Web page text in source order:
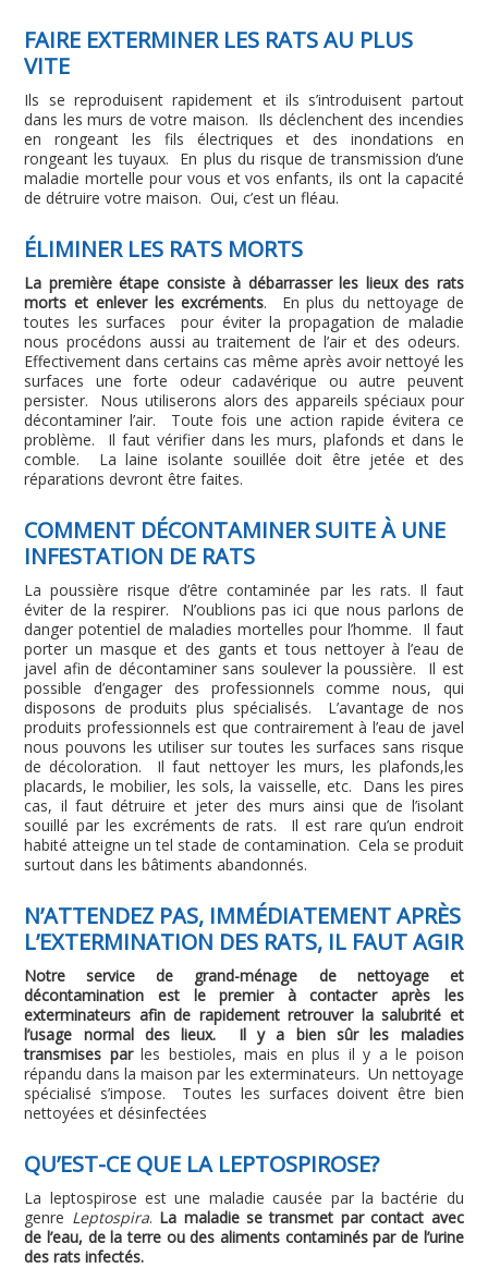
FAIRE EXTERMINER LES RATS AU PLUS
VITE
Ils se reproduisent rapidement et ils s’introduisent partout
dans les murs de votre maison. Ils déclenchent des incendies
en rongeant les fils électriques et des inondations en
rongeant les tuyaux. En plus du risque de transmission d’une
maladie mortelle pour vous et vos enfants, ils ont la capacité
de détruire votre maison. Oui, c’est un fléau.
ÉLIMINER LES RATS MORTS
La première étape consiste à débarrasser les lieux des rats
morts et enlever les excréments. En plus du nettoyage de
toutes les surfaces pour éviter la propagation de maladie
nous procédons aussi au traitement de l’air et des odeurs.
Effectivement dans certains cas même après avoir nettoyé les
surfaces une forte odeur cadavérique ou autre peuvent
persister. Nous utiliserons alors des appareils spéciaux pour
décontaminer l’air. Toute fois une action rapide évitera ce
problème. Il faut vérifier dans les murs, plafonds et dans le
comble. La laine isolante souillée doit être jetée et des
réparations devront être faites.
COMMENT DÉCONTAMINER SUITE À UNE
INFESTATION DE RATS
La poussière risque d’être contaminée par les rats. Il faut
éviter de la respirer. N’oublions pas ici que nous parlons de
danger potentiel de maladies mortelles pour l’homme. Il faut
porter un masque et des gants et tous nettoyer à l’eau de
javel afin de décontaminer sans soulever la poussière. Il est
possible d’engager des professionnels comme nous, qui
disposons de produits plus spécialisés. L’avantage de nos
produits professionnels est que contrairement à l’eau de javel
nous pouvons les utiliser sur toutes les surfaces sans risque
de décoloration. Il faut nettoyer les murs, les plafonds,les
placards, le mobilier, les sols, la vaisselle, etc. Dans les pires
cas, il faut détruire et jeter des murs ainsi que de l’isolant
souillé par les excréments de rats. Il est rare qu’un endroit
habité atteigne un tel stade de contamination. Cela se produit
surtout dans les bâtiments abandonnés.
N’ATTENDEZ PAS, IMMÉDIATEMENT APRÈS
L’EXTERMINATION DES RATS, IL FAUT AGIR
Notre service de grand-ménage de nettoyage et
décontamination est le premier à contacter après les
exterminateurs afin de rapidement retrouver la salubrité et
l’usage normal des lieux. Il y a bien sûr les maladies
transmises parles bestioles, mais en plus il y a le poison
répandu dans la maison par les exterminateurs. Un nettoyage
spécialisé s’impose. Toutes les surfaces doivent être bien
nettoyées et désinfectées
QU’EST-CE QUE LA LEPTOSPIROSE?
La leptospirose est une maladie causée par la bactérie du
genre Leptospira. La maladie se transmet par contact avec
de l’eau, de la terre ou des aliments contaminés par de l’urine
des rats infectés.